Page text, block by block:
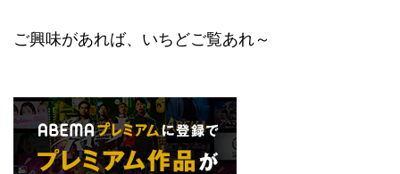
ご興味があれば、いちどご覧あれ～